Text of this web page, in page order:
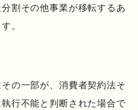
割その他事業が移転するあ
。
の一部が、消費者契約法そ
行不能と判断された場合で